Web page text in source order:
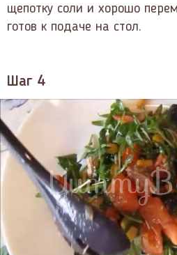
щепотку соли и хорошо
готов к подаче на стол.
Шаг 4